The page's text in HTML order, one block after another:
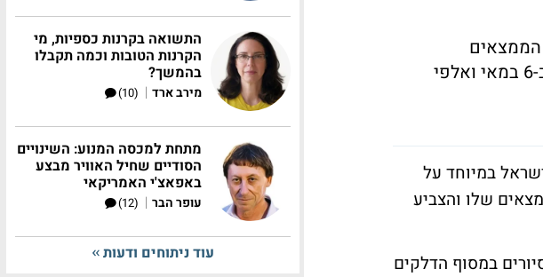
הממצאים
המצביעים על פז כאחראית למחדל. בעקבות זיהום הדלק בוטלו עשרות טיסות ב-6 במאי ואלפי
במיוחד על
שלו והצביע
הגיע לארץ ב-20 ביוני ובמשך 3 ימים ערך סיורים במסוף הדלקים
התשואה בקרנות כספיות, מי
הקרנות הטובות וכמה תקבלו
בהמשך?
מירב ארד |
(10)
מתחת למכסה המנוע: השינויים
הסודיים שחיל האוויר מבצע
באפאצ'י האמריקאי
עופר הבר |
(12)
עוד ניתוחים ודעות